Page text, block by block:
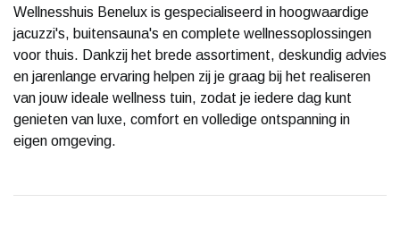
Wellnesshuis Benelux is gespecialiseerd in hoogwaardige
jacuzzi's, buitensauna's en complete wellnessoplossingen
voor thuis. Dankzij het brede assortiment, deskundig advies
en jarenlange ervaring helpen zij je graag bij het realiseren
van jouw ideale wellness tuin, zodat je iedere dag kunt
genieten van luxe, comfort en volledige ontspanning in
eigen omgeving.